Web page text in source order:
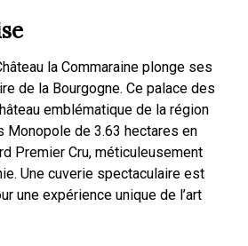
la Commaraine plonge ses
de la Bourgogne. Ce palace des
emblématique de la région
Monopole de 3.63 hectares en
Premier Cru, méticuleusement
Une cuverie spectaculaire est
une expérience unique de l’art